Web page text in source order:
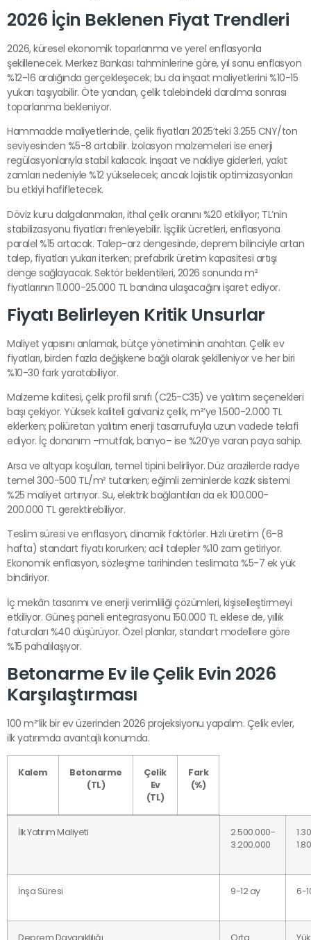
2026 İçin Beklenen Fiyat Trendleri
2026, küresel ekonomik toparlanma ve yerel enflasyonla
şekillenecek. Merkez Bankası tahminlerine göre, yıl sonu enflasyon
%12-16 aralığında gerçekleşecek; bu da inşaat maliyetlerini %10-15
yukarı taşıyabilir. Öte yandan, çelik talebindeki daralma sonrası
toparlanma bekleniyor.
Hammadde maliyetlerinde, çelik fiyatları 2025’teki 3.255 CNY/ton
seviyesinden %5-8 artabilir. İzolasyon malzemeleri ise enerji
regülasyonlarıyla stabil kalacak. İnşaat ve nakliye giderleri, yakıt
zamları nedeniyle %12 yükselecek; ancak lojistik optimizasyonları
bu etkiyi hafifletecek.
Döviz kuru dalgalanmaları, ithal çelik oranını %20 etkiliyor; TL’nin
stabilizasyonu fiyatları frenleyebilir. İşçilik ücretleri, enflasyona
paralel %15 artacak. Talep-arz dengesinde, deprem bilinciyle artan
talep, fiyatları yukarı iterken; prefabrik üretim kapasitesi artışı
denge sağlayacak. Sektör beklentileri, 2026 sonunda m²
fiyatlarının 11.000-25.000 TL bandına ulaşacağını işaret ediyor.
Fiyatı Belirleyen Kritik Unsurlar
Maliyet yapısını anlamak, bütçe yönetiminin anahtarı. Çelik ev
fiyatları, birden fazla değişkene bağlı olarak şekilleniyor ve her biri
%10-30 fark yaratabiliyor.
Malzeme kalitesi, çelik profil sınıfı (C25-C35) ve yalıtım seçenekleri
başı çekiyor. Yüksek kaliteli galvaniz çelik, m²’ye 1.500-2.000 TL
eklerken; poliüretan yalıtım enerji tasarrufuyla uzun vadede telafi
ediyor. İç donanım –mutfak, banyo– ise %20’ye varan paya sahip.
Arsa ve altyapı koşulları, temel tipini belirliyor. Düz arazilerde radye
temel 300-500 TL/m² tutarken; eğimli zeminlerde kazık sistemi
%25 maliyet artırıyor. Su, elektrik bağlantıları da ek 100.000-
200.000 TL gerektirebiliyor.
Teslim süresi ve enflasyon, dinamik faktörler. Hızlı üretim (6-8
hafta) standart fiyatı korurken; acil talepler %10 zam getiriyor.
Ekonomik enflasyon, sözleşme tarihinden teslimata %5-7 ek yük
bindiriyor.
İç mekân tasarımı ve enerji verimliliği çözümleri, kişiselleştirmeyi
etkiliyor. Güneş paneli entegrasyonu 150.000 TL eklese de, yıllık
faturaları %40 düşürüyor. Özel planlar, standart modellere göre
%15 pahalılaşıyor.
Betonarme Ev ile Çelik Evin 2026
Karşılaştırması
100 m²’lik bir ev üzerinden 2026 projeksiyonu yapalım. Çelik evler,
ilk yatırımda avantajlı konumda.
Kalem
Betonarme
(TL)
Çelik
Ev
(TL)
Fark
(%)
İlk Yatırım Maliyeti
2.500.000-
3.200.000
İnşa Süresi 9-12 ay 6-